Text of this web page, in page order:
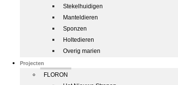
Stekelhuidigen
Manteldieren
Sponzen
Holtedieren
Overig marien
Projecten
FLORON